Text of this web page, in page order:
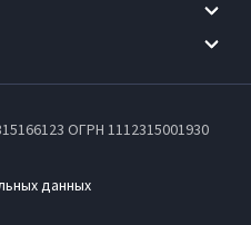
ОГРН 1112315001930
данных